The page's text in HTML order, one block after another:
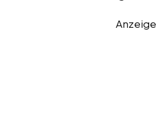
Anzeige